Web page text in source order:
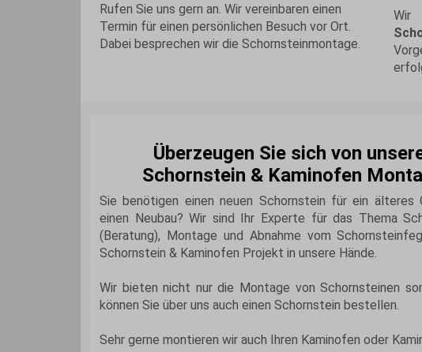
Rufen Sie uns gern an. Wir vereinbaren einen
Termin für einen persönlichen Besuch vor Ort.
Dabei besprechen wir die Schornsteinmontage.
Überzeugen Sie sich von
Schornstein & Kaminofen
Sie benötigen einen neuen Schornstein für ein älteres
einen Neubau? Wir sind Ihr Experte für das Thema
(Beratung), Montage und Abnahme vom
Schornstein & Kaminofen Projekt in unsere Hände.
Wir bieten nicht nur die Montage von Schornsteinen
können Sie über uns auch einen Schornstein bestellen.
Sehr gerne montieren wir auch Ihren Kaminofen oder